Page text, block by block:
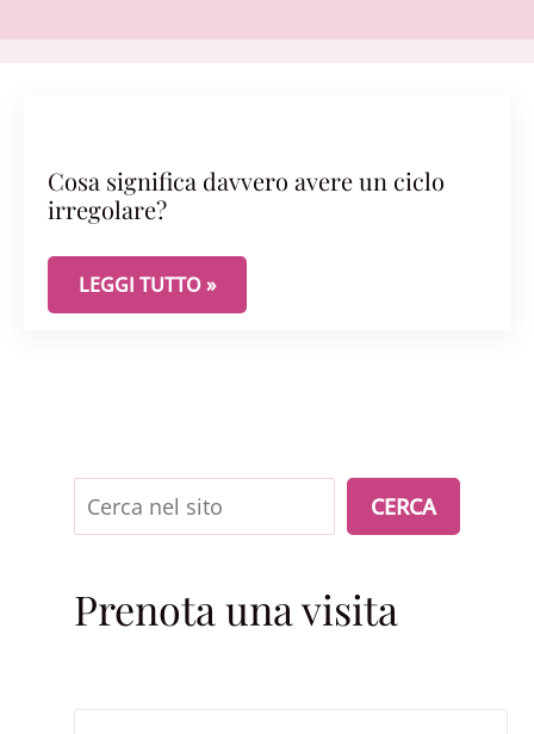
Cosa significa davvero avere un ciclo
irregolare?
COSA SIGNIFICA DAVVERO AVERE UN CICLO
LEGGI TUTTO »
Cerca CERCA
Prenota una visita